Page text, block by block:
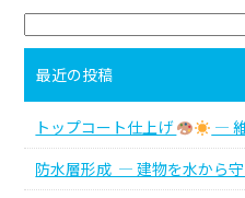
最近の投稿
トップコート仕上げ
―
防水層形成 ― 建物を水から